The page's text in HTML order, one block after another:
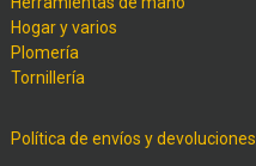
Hogar y varios
Plomería
Tornillería
Política de envíos y devoluciones